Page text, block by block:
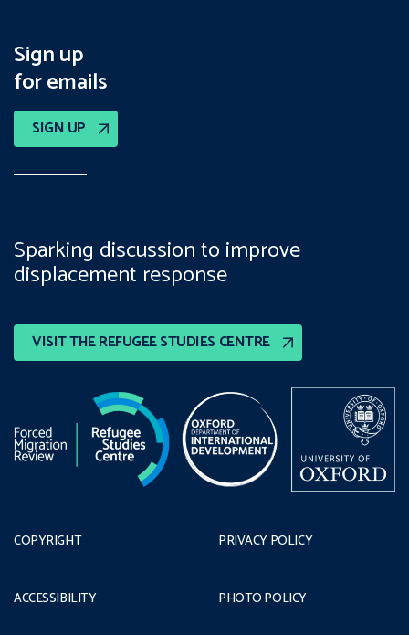
Sign up
for emails
SIGN UP
VISIT THE REFUGEE STUDIES CENTRE
Sparking discussion to improve
displacement response
COPYRIGHT
ACCESSIBILITY
PRIVACY POLICY
PHOTO POLICY